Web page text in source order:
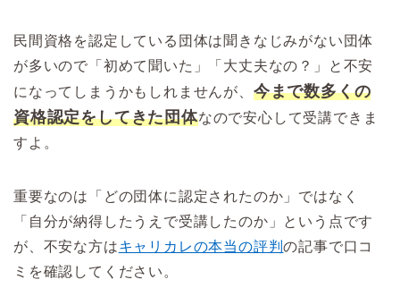
民間資格を認定している団体は聞きなじみがない団体
が多いので「初めて聞いた」「大丈夫なの？」と不安
になってしまうかもしれませんが、 今まで数多くの
資格認定をしてきた団体なので安心して受講できま
すよ。
重要なのは「どの団体に認定されたのか」ではなく
「自分が納得したうえで受講したのか」という点です
が、不安な方はキャリカレの本当の評判の記事で口コ
ミを確認してください。